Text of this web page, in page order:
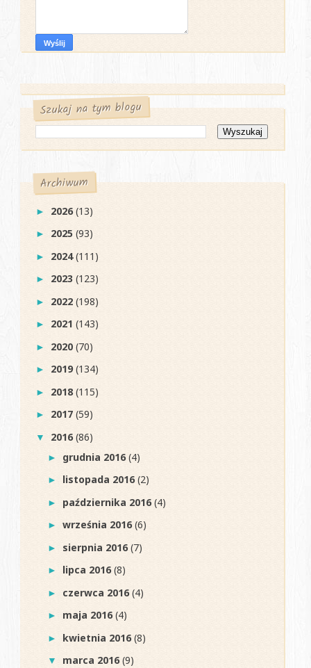
Szukaj na tym blogu
Archiwum
► 2026(13)
► 2025(93)
► 2024(111)
► 2023(123)
► 2022(198)
► 2021(143)
► 2020(70)
► 2019(134)
► 2018(115)
► 2017(59)
▼ 2016(86)
► grudnia 2016(4)
► listopada 2016(2)
► października 2016(4)
►września 2016(6)
► sierpnia 2016(7)
► lipca 2016(8)
► czerwca 2016(4)
► maja 2016(4)
► kwietnia 2016(8)
▼ marca 2016(9)